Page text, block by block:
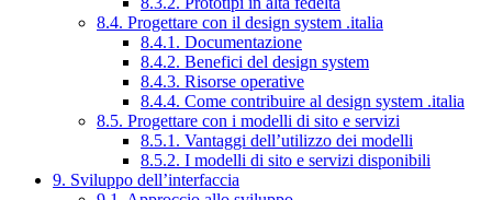
8.4. Progettare con il design system .italia
8.4.1. Documentazione
8.4.2. Benefici del design system
8.4.3. Risorse operative
8.4.4. Come contribuire al design system .italia
8.5. Progettare con i modelli di sito e servizi
8.5.1. Vantaggi dell’utilizzo dei modelli
8.5.2. I modelli di sito e servizi disponibili
9. Sviluppo dell’interfaccia